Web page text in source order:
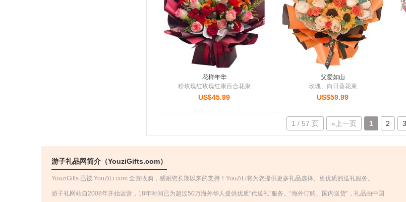
花样年华
粉玫瑰红玫瑰红康百合花束
US$45.99
父爱如山
玫瑰、向日葵花束
US$59.99
1 / 57 页 «上一页 1 2 3
游子礼品网简介（YouziGifts.com）
YouziGifts 已被 YouZiLi.com 全资收购，感谢您长期以来的支持！YouZiLi将为您提供更多礼品选择、更优质的送礼服务。
游子礼网站自2008年开始运营，18年时间已为超过50万海外华人提供优质“代送礼”服务。“海外订购、国内送货”，礼品由中国